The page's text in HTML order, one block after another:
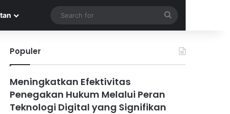
for
Populer
Meningkatkan Efektivitas
Penegakan Hukum Melalui Peran
Teknologi Digital yang Signifikan